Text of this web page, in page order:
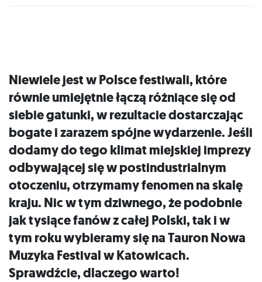
Niewiele jest w Polsce festiwali, które
równie umiejętnie łączą różniące się od
siebie gatunki, w rezultacie dostarczając
bogate i zarazem spójne wydarzenie. Jeśli
dodamy do tego klimat miejskiej imprezy
odbywającej się w postindustrialnym
otoczeniu, otrzymamy fenomen na skalę
kraju. Nic w tym dziwnego, że podobnie
jak tysiące fanów z całej Polski, tak i w
tym roku wybieramy się na Tauron Nowa
Muzyka Festival w Katowicach.
Sprawdźcie, dlaczego warto!